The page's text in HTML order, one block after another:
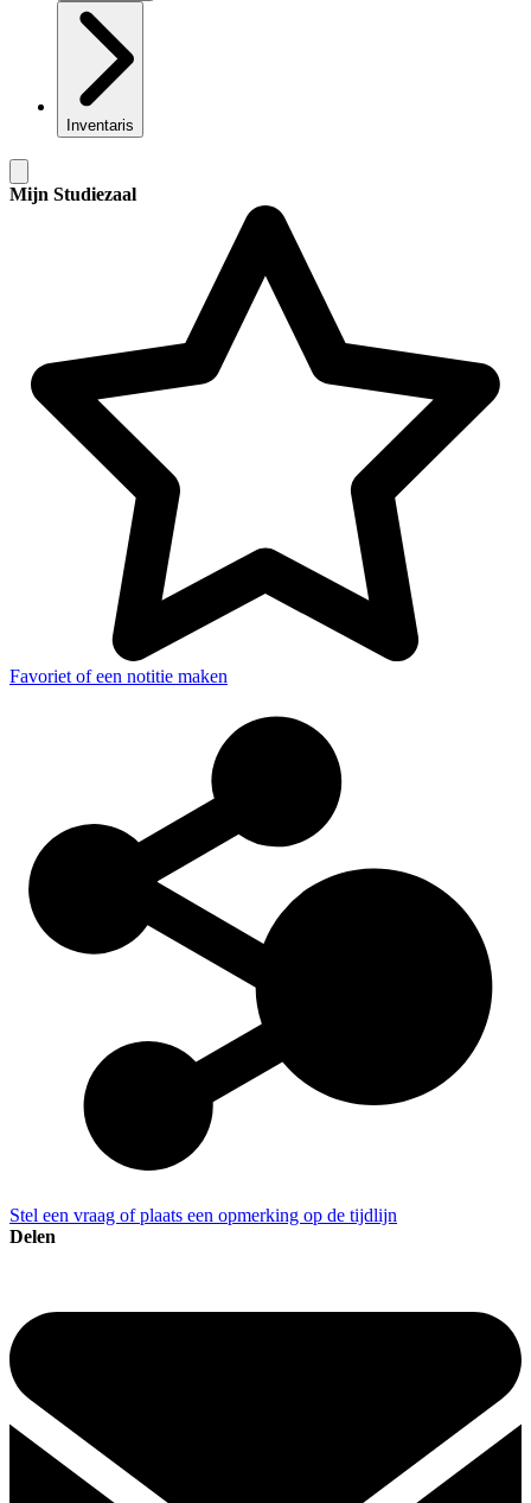
Inventaris
Mijn Studiezaal
Favoriet of een notitie maken
Stel een vraag of plaats een opmerking op de tijdlijn
Delen